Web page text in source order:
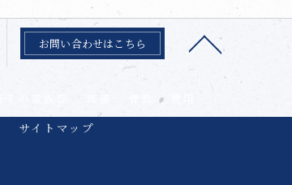
お問い合わせはこちら
費用
サイトマップ